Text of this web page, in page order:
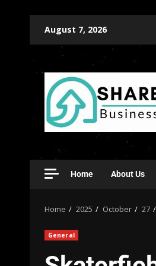
August 7, 2026
Home About Us
Home 2025 October 27
General